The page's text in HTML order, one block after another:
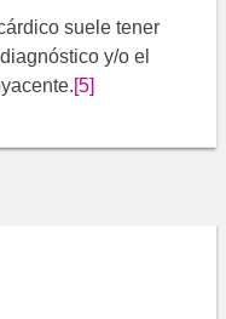
suele tener
y/o el
[5]